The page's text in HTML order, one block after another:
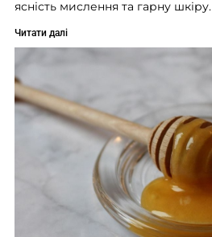
ясність мислення та гарну шкіру.
Читати далі